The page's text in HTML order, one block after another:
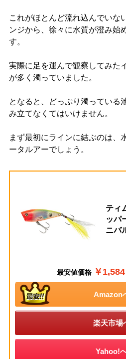
これがほとんど流れ込んでいな
ンジから、徐々に水質が澄み始
す。
実際に足を運んで観察してみた
が多く濁っていました。
となると、どっぷり濁っている
み立てなくてはいけません。
まず最初にラインに結ぶのは、
ータルアーでしょう。
ティ
ッパ
ニバ
最安値価格 ￥1,584
Amazon
楽天市場
Yahoo!